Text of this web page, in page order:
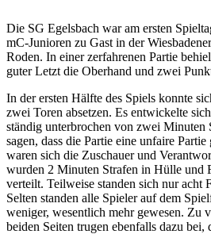
Die SG Egelsbach war am ersten
mC-Junioren zu Gast in der
Roden. In einer zerfahrenen Partie
guter Letzt die Oberhand und zwei
In der ersten Hälfte des Spiels konnte
zwei Toren absetzen. Es entwickelte
ständig unterbrochen von zwei Minuten
sagen, dass die Partie eine unfaire
waren sich die Zuschauer und
wurden 2 Minuten Strafen in Hülle und
verteilt. Teilweise standen sich nur acht
Selten standen alle Spieler auf dem
weniger, wesentlich mehr gewesen. Zu
beiden Seiten trugen ebenfalls dazu bei,